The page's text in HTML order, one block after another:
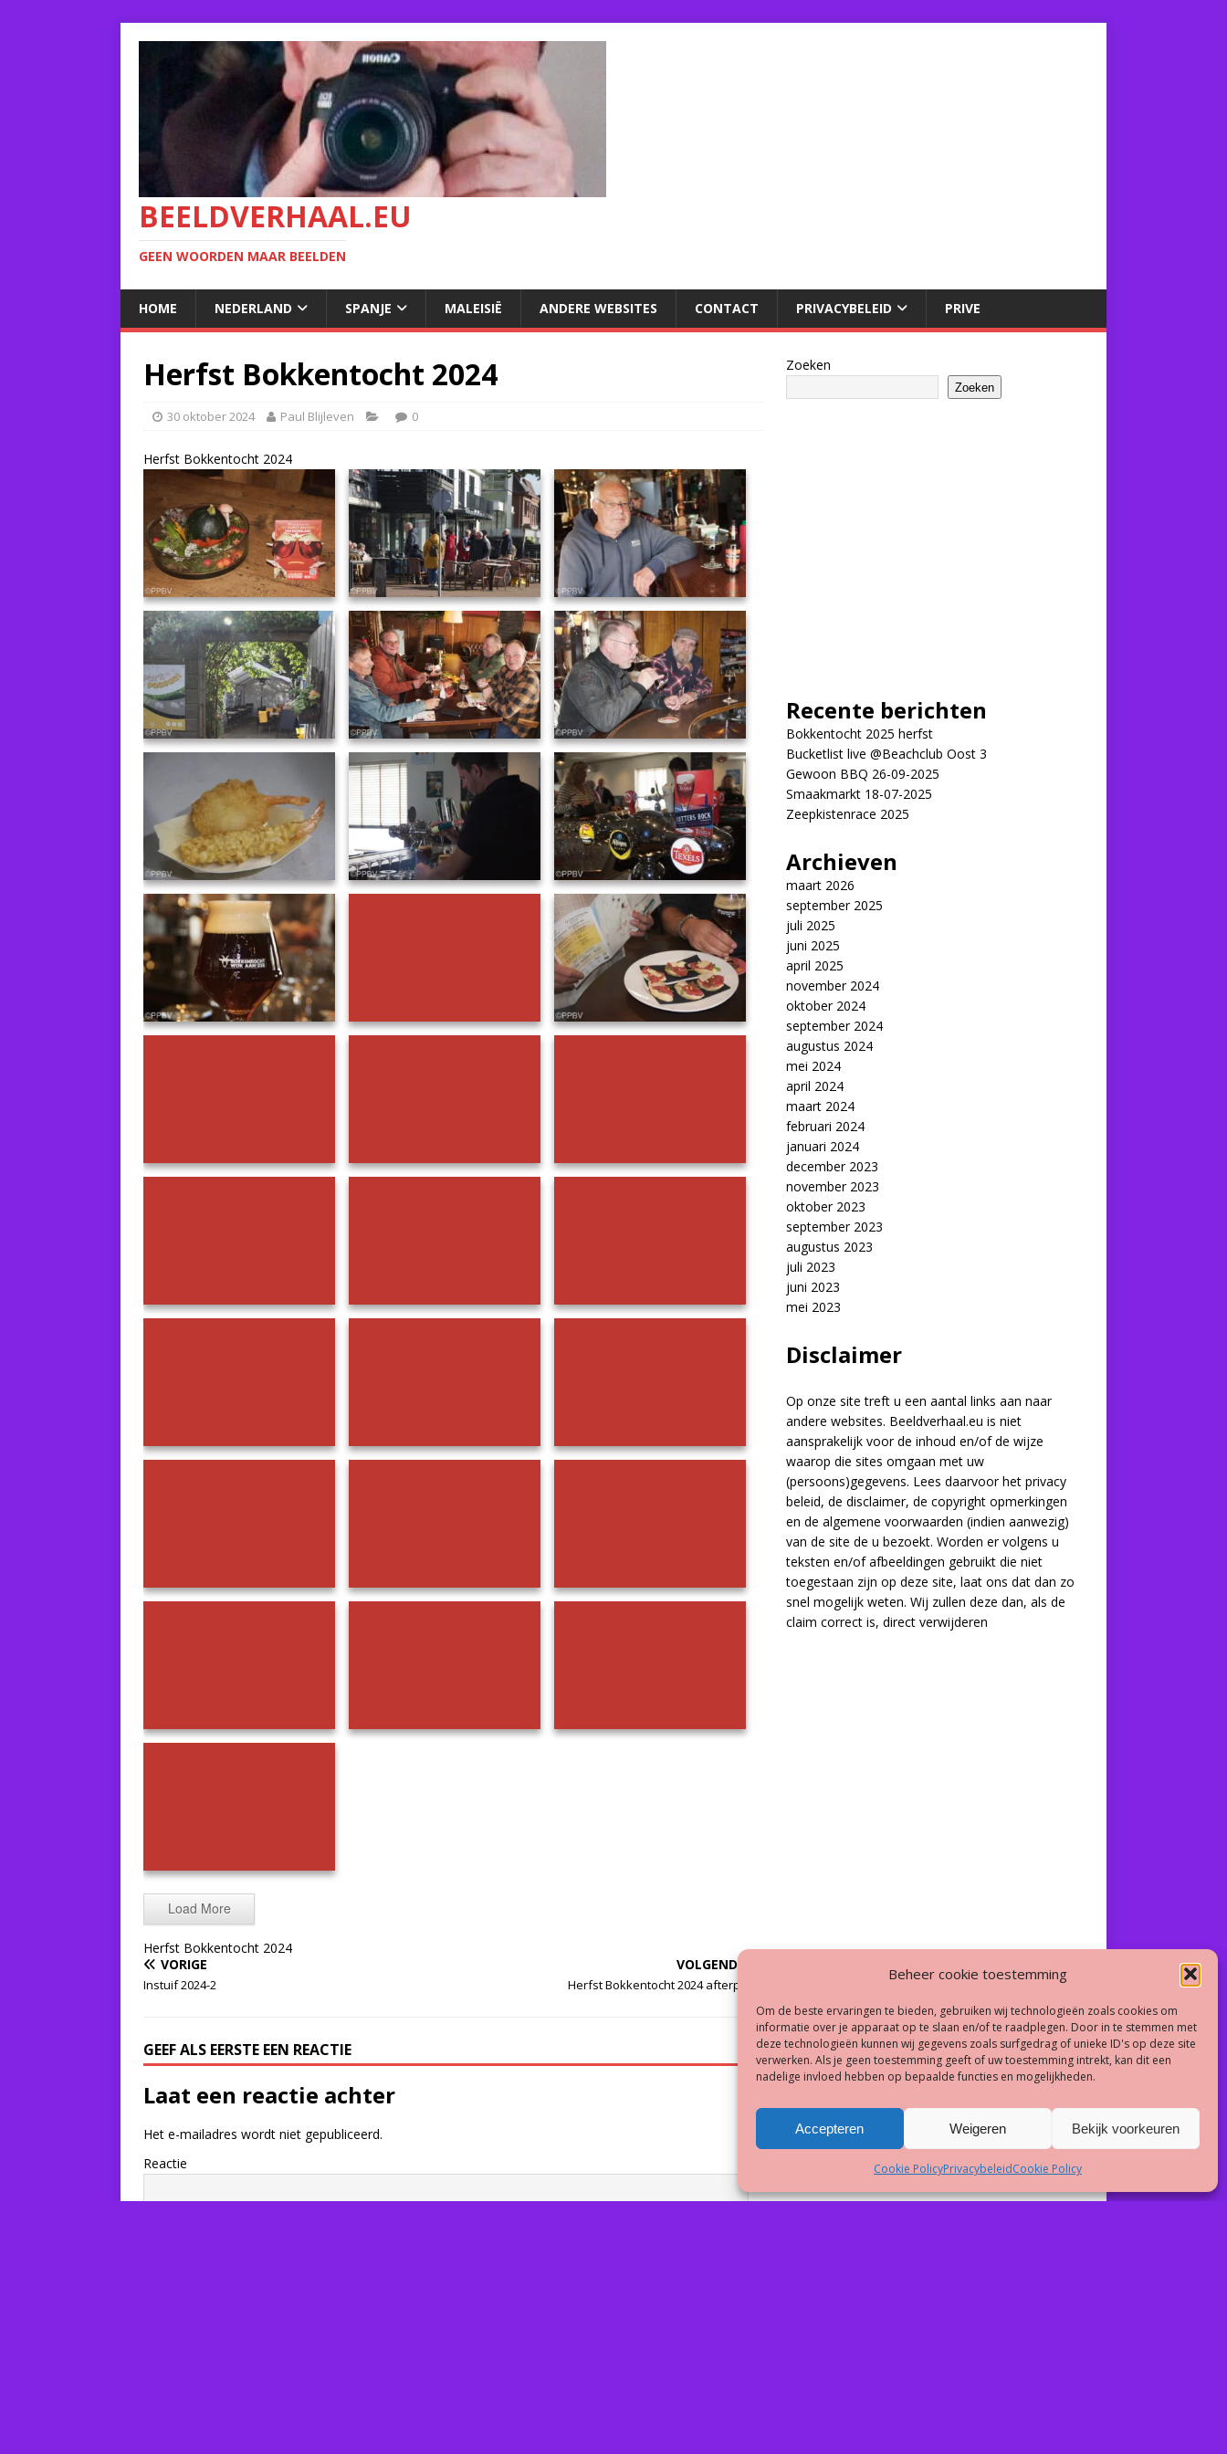
Beheer cookie toestemming
Om de beste ervaringen te bieden, gebruiken wij technologieën zoals cookies om
informatie over je apparaat op te slaan en/of te raadplegen. Door in te stemmen met
deze technologieën kunnen wij gegevens zoals surfgedrag of unieke ID's op deze site
verwerken. Als je geen toestemming geeft of uw toestemming intrekt, kan dit een
nadelige invloed hebben op bepaalde functies en mogelijkheden.
Accepteren Weigeren Bekijk voorkeuren
Cookie PolicyPrivacybeleidCookie Policy
BEELDVERHAAL.EU
GEEN WOORDEN MAAR BEELDEN
HOME NEDERLAND SPANJE MALEISIË ANDERE WEBSITES CONTACT PRIVACYBELEID PRIVE
Herfst Bokkentocht 2024
30 oktober 2024 Paul Blijleven 0
Herfst Bokkentocht 2024
Herfst Bokkentocht 2024
Load More
Herfst Bokkentocht 2024
VORIGE
Instuif 2024-2
VOLGENDE
Herfst Bokkentocht 2024 afterparty
GEEF ALS EERSTE EEN REACTIE
Laat een reactie achter
Het e-mailadres wordt niet gepubliceerd.
Reactie
Zoeken
Zoeken
Recente berichten
Bokkentocht 2025 herfst
Bucketlist live @Beachclub Oost 3
Gewoon BBQ 26-09-2025
Smaakmarkt 18-07-2025
Zeepkistenrace 2025
Archieven
maart 2026
september 2025
juli 2025
juni 2025
april 2025
november 2024
oktober 2024
september 2024
augustus 2024
mei 2024
april 2024
maart 2024
februari 2024
januari 2024
december 2023
november 2023
oktober 2023
september 2023
augustus 2023
juli 2023
juni 2023
mei 2023
Disclaimer
Op onze site treft u een aantal links aan naar
andere websites. Beeldverhaal.eu is niet
aansprakelijk voor de inhoud en/of de wijze
waarop die sites omgaan met uw
(persoons)gegevens. Lees daarvoor het privacy
beleid, de disclaimer, de copyright opmerkingen
en de algemene voorwaarden (indien aanwezig)
van de site de u bezoekt. Worden er volgens u
teksten en/of afbeeldingen gebruikt die niet
toegestaan zijn op deze site, laat ons dat dan zo
snel mogelijk weten. Wij zullen deze dan, als de
claim correct is, direct verwijderen